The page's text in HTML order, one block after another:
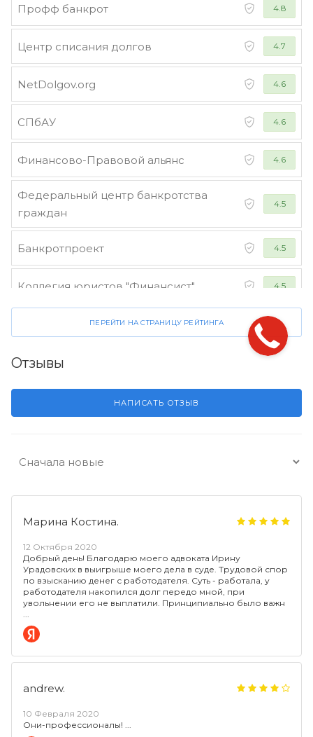
Профф банкрот 4.8
Центр списания долгов 4.7
NetDolgov.org 4.6
СПбАУ 4.6
Финансово-Правовой альянс 4.6
Федеральный центр банкротства
граждан
4.5
Банкротпроект 4.5
Коллегия юристов "Финансист" 4.5
ПЕРЕЙТИ НА СТРАНИЦУ РЕЙТИНГА
Отзывы
НАПИСАТЬ ОТЗЫВ
Марина Костина.
12 Октября 2020
Добрый день! Благодарю моего адвоката Ирину
Урадовских в выигрыше моего дела в суде. Трудовой спор
по взысканию денег с работодателя. Суть - работала, у
работодателя накопился долг передо мной, при
увольнении его не выплатили. Принципиально было важн
andrew.
10 Февраля 2020
Они-профессионалы!